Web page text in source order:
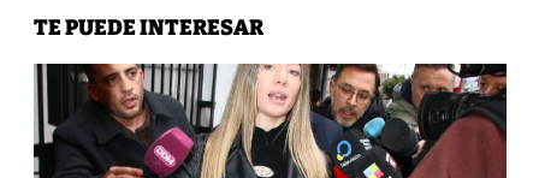
TE PUEDE INTERESAR